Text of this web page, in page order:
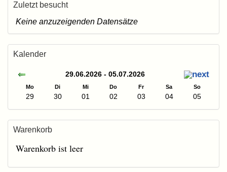
Zuletzt besucht
Keine anzuzeigenden Datensätze
Kalender
29.06.2026 - 05.07.2026
Mo Di Mi Do Fr Sa So
29 30 01 02 03 04 05
Warenkorb
Warenkorb ist leer